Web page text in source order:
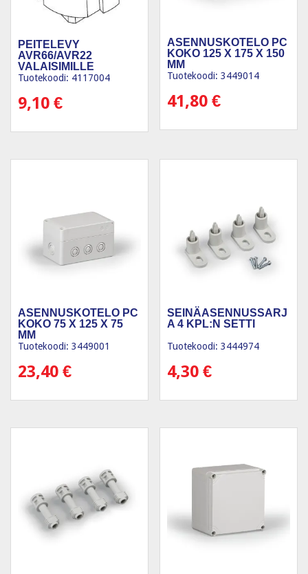
PEITELEVY
AVR66/AVR22
VALAISIMILLE
Tuotekoodi: 4117004
9,10 €
ASENNUSKOTELO PC
KOKO 125 X 175 X 150
MM
Tuotekoodi: 3449014
41,80€
ASENNUSKOTELO PC
KOKO 75 X 125 X 75
MM
Tuotekoodi: 3449001
23,40 €
SEINÄASENNUSSARJ
A 4 KPL:N SETTI
Tuotekoodi: 3444974
4,30€